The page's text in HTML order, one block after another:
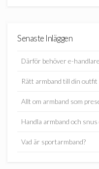
Senaste Inläggen
Därför behöver e-
Rätt armband till din outfit
Allt om armband som
Handla armband och snus
Vad är sportarmband?